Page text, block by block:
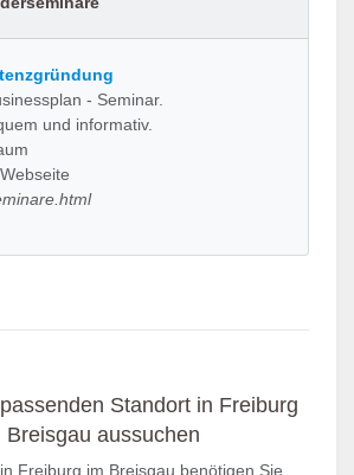
- Seminar.
und informativ.
Standort in Freiburg
Breisgau aussuchen
Freiburg im Breisgau benötigen Sie